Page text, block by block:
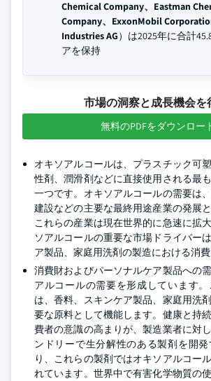
Chemical Company、Eastman
Company、ExxonMobil
Industries AG）は2025年に合計
アを保持
市場の洞察と成長機会を
無料のPDFをダウンロー
オキソアルコールは、プラスチック可
性剤、潤滑剤などに直接使用される最
一つです。オキソアルコールの需要は
建設などの主要な最終用途産業の発展
これらの産業は現在世界的に急速に拡
ソアルコールの重要な市場ドライバー
ア製品、家庭用洗剤の製造における消費
消費財およびパーソナルケア製品への
アルコールの需要を形成しています
は、香料、スキンケア製品、家庭用洗
要な原料として機能します。健康と持
費者の意識の高まりが、製造業者に対
ンドリーで生分解性のある製剤を開
り、これらの製剤ではオキソアルコー
れています。世界中で有害化学物質の